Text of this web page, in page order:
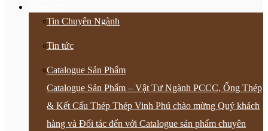
Tin Chuyên Ngành
Tin tức
Catalogue Sản Phẩm
Catalogue Sản Phẩm – Vật Tư Ngành PCCC, Ống Thép
& Kết Cấu Thép Thép Vinh Phú chào mừng Quý khách
hàng và Đối tác đến với Catalogue sản phẩm chuyên